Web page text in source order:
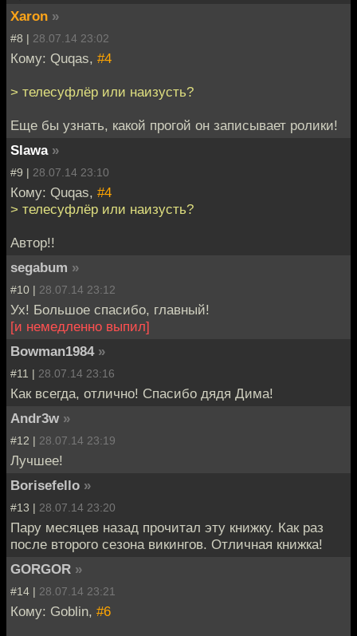
Xaron »
#8 | 28.07.14 23:02
Кому: Quqas, #4
> телесуфлёр или наизусть?
Еще бы узнать, какой прогой он записывает ролики!
Slawa »
#9 | 28.07.14 23:10
Кому: Quqas, #4
> телесуфлёр или наизусть?
Автор!!
segabum »
#10 | 28.07.14 23:12
Ух! Большое спасибо, главный!
[и немедленно выпил]
Bowman1984 »
#11 | 28.07.14 23:16
Как всегда, отлично! Спасибо дядя Дима!
Andr3w »
#12 | 28.07.14 23:19
Лучшее!
Borisefello »
#13 | 28.07.14 23:20
Пару месяцев назад прочитал эту книжку. Как раз
после второго сезона викингов. Отличная книжка!
GORGOR »
#14 | 28.07.14 23:21
Кому: Goblin, #6